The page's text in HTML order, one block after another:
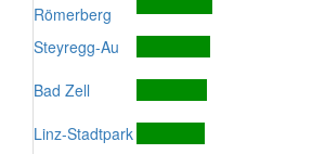
Römerberg
Steyregg-Au
Bad Zell
Linz-Stadtpark